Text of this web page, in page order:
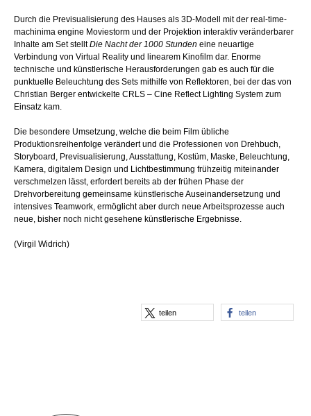
Durch die Previsualisierung des Hauses als 3D-Modell mit der real-time-
machinima engine Moviestorm und der Projektion interaktiv veränderbarer
Inhalte am Set stelltDie Nacht der 1000 Stunden eine neuartige
Verbindung von Virtual Reality und linearem Kinofilm dar. Enorme
technische und künstlerische Herausforderungen gab es auch für die
punktuelle Beleuchtung des Sets mithilfe von Reflektoren, bei der das von
Christian Berger entwickelte CRLS – Cine Reflect Lighting System zum
Einsatz kam.
Die besondere Umsetzung, welche die beim Film übliche
Produktionsreihenfolge verändert und die Professionen von Drehbuch,
Storyboard, Previsualisierung, Ausstattung, Kostüm, Maske, Beleuchtung,
Kamera, digitalem Design und Lichtbestimmung frühzeitig miteinander
verschmelzen lässt, erfordert bereits ab der frühen Phase der
Drehvorbereitung gemeinsame künstlerische Auseinandersetzung und
intensives Teamwork, ermöglicht aber durch neue Arbeitsprozesse auch
neue, bisher noch nicht gesehene künstlerische Ergebnisse.
(Virgil Widrich)
teilen teilen